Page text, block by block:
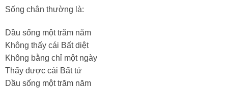
Sống chân thường là:
Dầu sống một trăm năm
Không thấy cái Bất diệt
Không bằng chỉ một ngày
Thấy được cái Bất tử
Dầu sống một trăm năm